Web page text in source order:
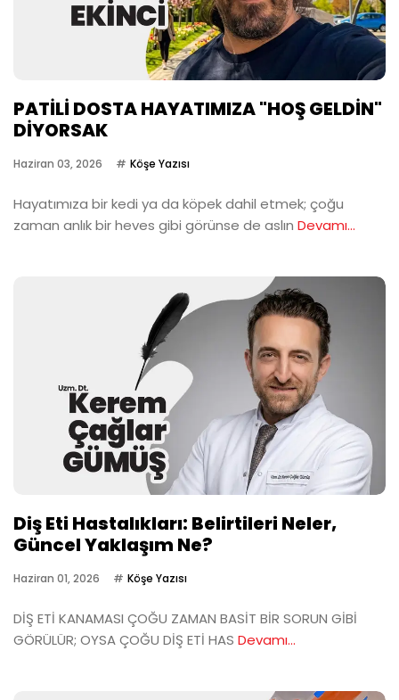
PATİLİ DOSTA HAYATIMIZA "HOŞ GELDİN"
DİYORSAK
Haziran 03, 2026 Köşe Yazısı
Hayatımıza bir kedi ya da köpek dahil etmek; çoğu
zaman anlık bir heves gibi görünse de aslın Devamı...
Diş Eti Hastalıkları: Belirtileri Neler,
Güncel Yaklaşım Ne?
Haziran 01, 2026 Köşe Yazısı
DİŞ ETİ KANAMASI ÇOĞU ZAMAN BASİT BİR SORUN GİBİ
GÖRÜLÜR; OYSA ÇOĞU DİŞ ETİ HAS Devamı...